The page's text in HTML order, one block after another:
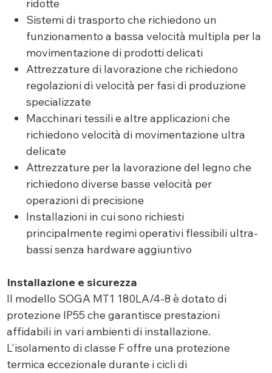
ridotte
Sistemi di trasporto che richiedono un
funzionamento a bassa velocità multipla per la
movimentazione di prodotti delicati
Attrezzature di lavorazione che richiedono
regolazioni di velocità per fasi di produzione
specializzate
Macchinari tessili e altre applicazioni che
richiedono velocità di movimentazione ultra
delicate
Attrezzature per la lavorazione del legno che
richiedono diverse basse velocità per
operazioni di precisione
Installazioni in cui sono richiesti
principalmente regimi operativi flessibili ultra-
bassi senza hardware aggiuntivo
Installazione e sicurezza
Il modello SOGA MT1 180LA/4-8 è dotato di
protezione IP55 che garantisce prestazioni
affidabili in vari ambienti di installazione.
L'isolamento di classe F offre una protezione
termica eccezionale durante i cicli di